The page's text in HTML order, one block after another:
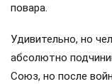
повара.
Удивительно, но
абсолютно
Союз, но после